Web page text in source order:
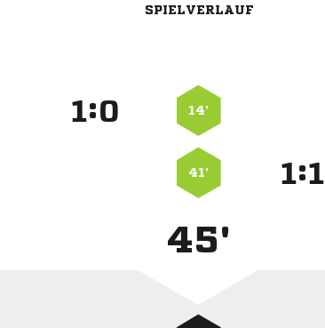
SPIELVERLAUF
: 14’
41’ :
45'